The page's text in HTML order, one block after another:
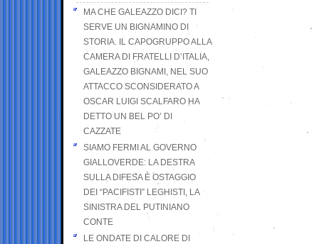
MA CHE GALEAZZO DICI? TI
SERVE UN BIGNAMINO DI
STORIA. IL CAPOGRUPPO ALLA
CAMERA DI FRATELLI D’ITALIA,
GALEAZZO BIGNAMI, NEL SUO
ATTACCO SCONSIDERATO A
OSCAR LUIGI SCALFARO HA
DETTO UN BEL PO’ DI
CAZZATE
SIAMO FERMI AL GOVERNO
GIALLOVERDE: LA DESTRA
SULLA DIFESA È OSTAGGIO
DEI “PACIFISTI” LEGHISTI, LA
SINISTRA DEL PUTINIANO
CONTE
LE ONDATE DI CALORE DI